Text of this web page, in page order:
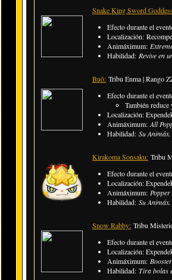
Snake King Sword
Efecto durante el
Localización:
Animáximum:
Habilidad: Revive en
Buō: Tribu Enma | Rango
Efecto durante el
​También reduce
Localización:
Animáximum: All
Habilidad: Su
Kirakoma Sonsaku: Tribu
Efecto durante el
Localización:
Animáximum:
Habilidad: Su
Snow Rabby: Tribu
Efecto durante el
Localización:
Animáximum:
Habilidad: Tira bolas